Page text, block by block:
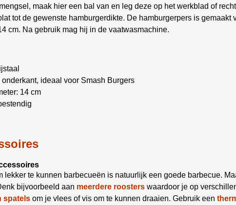
maak hier een bal van en leg deze op het werkblad of
tot de gewenste hamburgerdikte. De hamburgerpers is
cm. Na gebruik mag hij in de vaatwasmachine.
ideaal voor Smash Burgers
14 cm
lekker te kunnen barbecueën is natuurlijk een goede barbecue.
bijvoorbeeld aan meerdere roosters waardoor je op
spatels om je vlees of vis om te kunnen draaien. Gebruik een